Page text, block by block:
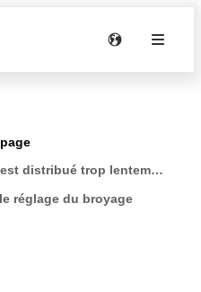
distribué trop lentement
réglage du broyage